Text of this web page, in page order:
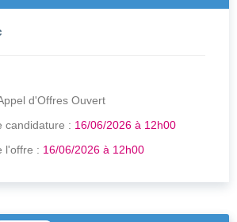
d'Offres Ouvert
candidature : 16/06/2026 à 12h00
l'offre : 16/06/2026 à 12h00